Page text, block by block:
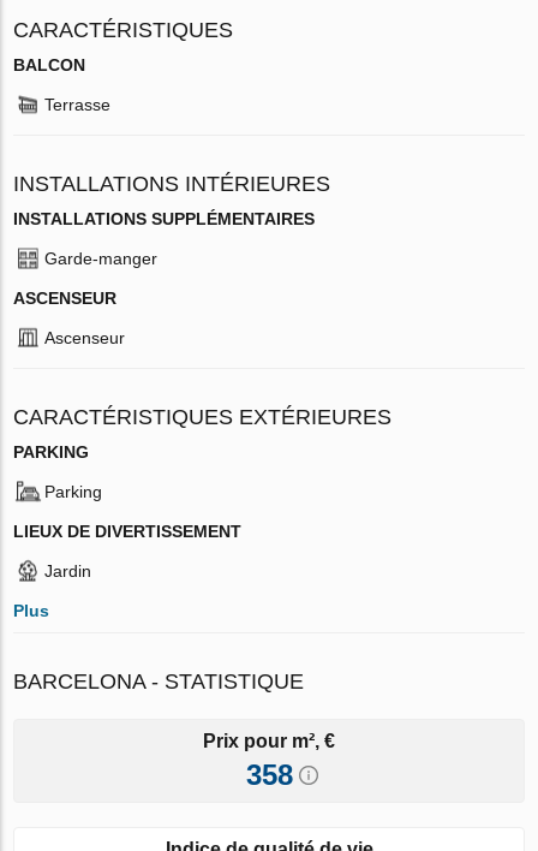
CARACTÉRISTIQUES
BALCON
Terrasse
INSTALLATIONS INTÉRIEURES
INSTALLATIONS SUPPLÉMENTAIRES
Garde-manger
ASCENSEUR
Ascenseur
CARACTÉRISTIQUES EXTÉRIEURES
PARKING
Parking
LIEUX DE DIVERTISSEMENT
Jardin
Plus
BARCELONA - STATISTIQUE
Prix pour m², €
358